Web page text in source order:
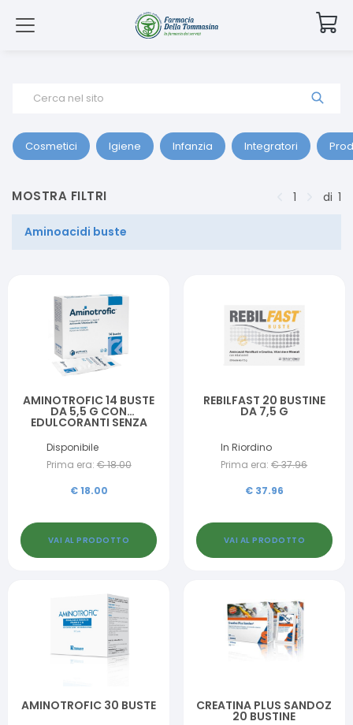
Cerca nel sito
Cosmetici Igiene Infanzia Integratori
MOSTRA FILTRI 1 di 1
Aminoacidi buste
AMINOTROFIC 14 BUSTE
DA 5,5 G CON
EDULCORANTI SENZA
LATTOSIO
Disponibile
Prima era: €18.00
€18.00
VAI AL PRODOTTO
REBILFAST 20 BUSTINE
DA 7,5 G
In Riordino
Prima era: €37.96
€ 37.96
VAI AL PRODOTTO
AMINOTROFIC 30 BUSTE CREATINA PLUS SANDOZ
20 BUSTINE